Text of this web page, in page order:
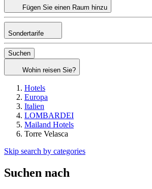
Fügen Sie einen Raum hinzu
Sondertarife
Suchen
Wohin reisen Sie?
Hotels
Europa
Italien
LOMBARDEI
Mailand Hotels
Torre Velasca
Skip search by categories
Suchen nach